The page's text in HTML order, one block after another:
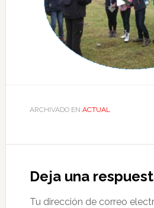
ARCHIVADO EN:ACTUAL
Deja una
Tu dirección de correo